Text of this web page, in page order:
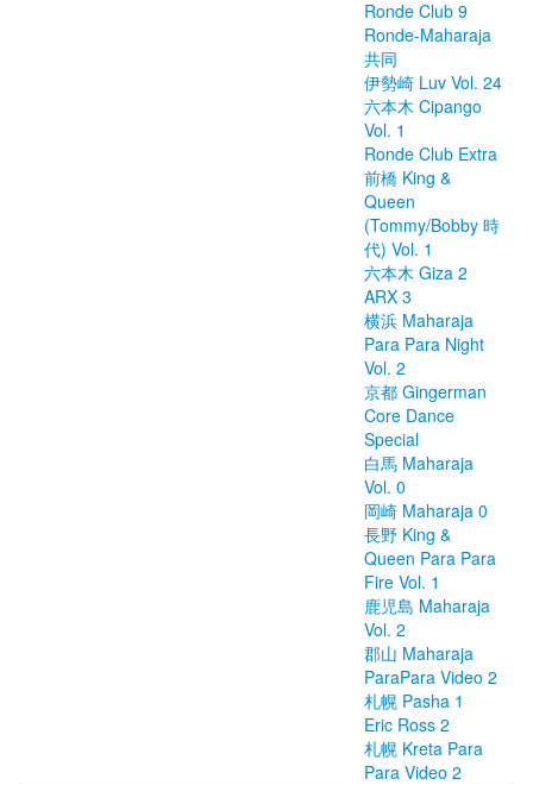
Ronde Club 9
Ronde-Maharaja
共同
伊勢崎 Luv Vol. 24
六本木 Cipango
Vol. 1
Ronde Club Extra
前橋 King &
Queen
(Tommy/Bobby 時
代) Vol. 1
六本木 Giza 2
ARX 3
横浜 Maharaja
Para Para Night
Vol. 2
京都 Gingerman
Core Dance
Special
白馬 Maharaja
Vol. 0
岡崎 Maharaja 0
長野 King &
Queen Para Para
Fire Vol. 1
鹿児島 Maharaja
Vol. 2
郡山 Maharaja
ParaPara Video 2
札幌 Pasha 1
Eric Ross 2
札幌 Kreta Para
Para Video 2